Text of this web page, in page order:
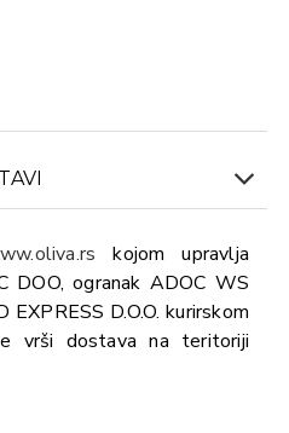
kojom upravlja
DOO, ogranak ADOC WS
D.O.O. kurirskom
vrši dostava na teritoriji